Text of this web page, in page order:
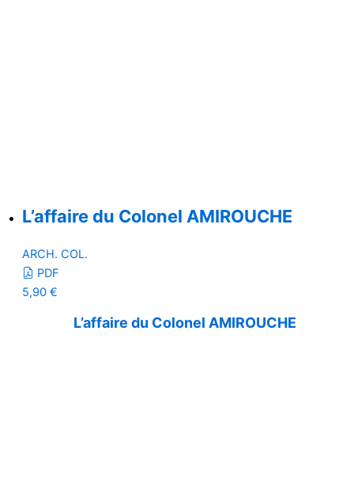
L’affaire du Colonel AMIROUCHE
ARCH. COL.
PDF
5,90 €
L’affaire du Colonel AMIROUCHE